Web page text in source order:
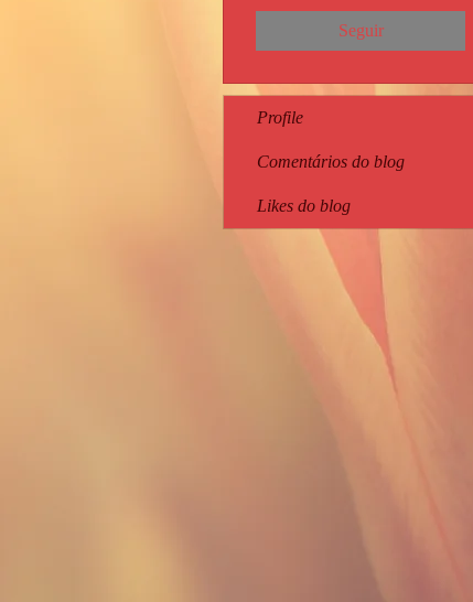
Seguir
Profile
Comentários do blog
Likes do blog